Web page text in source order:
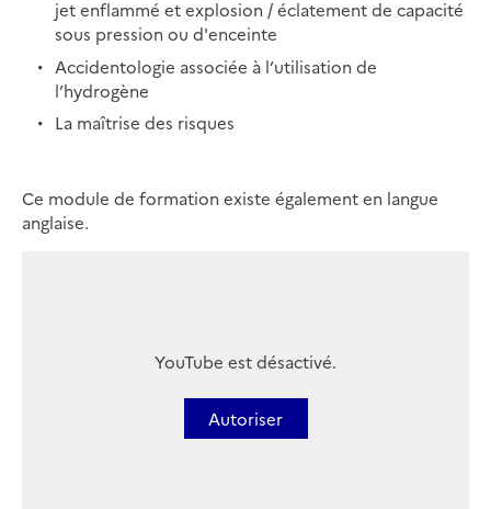
jet enflammé et explosion / éclatement de capacité
sous pression ou d'enceinte
Accidentologie associée à l’utilisation de
l’hydrogène
La maîtrise des risques
Ce module de formation existe également en langue
anglaise.
YouTube est désactivé.
Autoriser